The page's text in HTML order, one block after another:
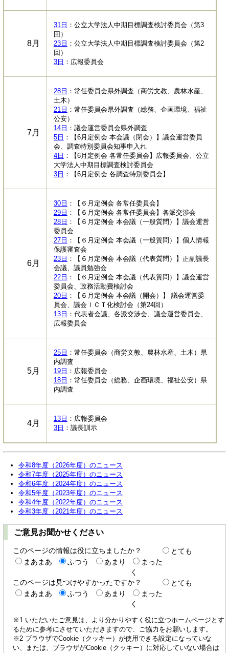
8月
31日 ：公立大学法人中期目標調査検討委員会（第3
回）
23日 ：公立大学法人中期目標調査検討委員会（第2
回）
3日 ：広報委員会
7月
28日 ：常任委員会県外調査（商労文教、農林水産、
土木）
21日 ：常任委員会県外調査（総務、企画環境、福祉
公安）
14日 ：議会運営委員会県外調査
5日 ：【6月定例会 本会議（閉会）】議会運営委員
会、調査特別委員会知事申入れ
4日 ：【6月定例会 各常任委員会】広報委員会、公立
大学法人中期目標調査検討委員会
3日 ：【6月定例会 各調査特別委員会】
6月
30日 ：【６月定例会 各常任委員会】
29日 ：【６月定例会 各常任委員会】各派交渉会
28日 ：【６月定例会 本会議（一般質問）】議会運営
委員会
27日 ：【６月定例会 本会議（一般質問）】個人情報
保護審査会
23日 ：【６月定例会 本会議（代表質問）】正副議長
会議、議員勉強会
22日 ：【６月定例会 本会議（代表質問）】議会運営
委員会、政務活動費検討会
20日 ：【６月定例会 本会議（開会）】 議会運営委
員会、議会ＩＣＴ化検討会（第24回）
13日 ：代表者会議、各派交渉会、議会運営委員会、
広報委員会
5月
25日 ：常任委員会（商労文教、農林水産、土木）県
内調査
19日 ：広報委員会
18日 ：常任委員会（総務、企画環境、福祉公安）県
内調査
4月
13日 ：広報委員会
3日 ：議長訓示
令和8年度（2026年度）のニュース
令和7年度（2025年度）のニュース
令和6年度（2024年度）のニュース
令和5年度（2023年度）のニュース
令和4年度（2022年度）のニュース
令和3年度（2021年度）のニュース
ご意見お聞かせください
このページの情報は役に立ちましたか？
とても
まあまあ
ふつう あまり
まった
く
このページは見つけやすかったですか？
とても
まあまあ
ふつう あまり
まった
く
※1 いただいたご意見は、より分かりやすく役に立つホームページとす
るために参考にさせていただきますので、ご協力をお願いします。
※2 ブラウザでCookie（クッキー）が使用できる設定になっていな
い、または、ブラウザがCookie（クッキー）に対応していない場合は